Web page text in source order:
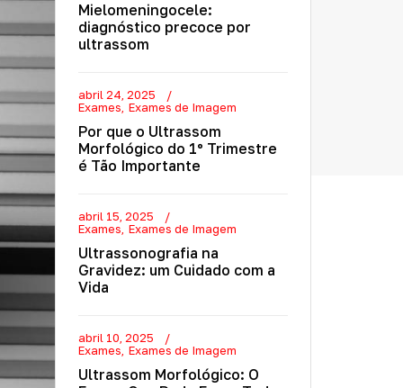
Mielomeningocele:
diagnóstico precoce por
ultrassom
abril 24, 2025
Exames Exames de Imagem
Por que o Ultrassom
Morfológico do 1º Trimestre
é Tão Importante
abril 15, 2025
Exames Exames de Imagem
Ultrassonografia na
Gravidez: um Cuidado com a
Vida
abril 10, 2025
Exames Exames de Imagem
Ultrassom Morfológico: O